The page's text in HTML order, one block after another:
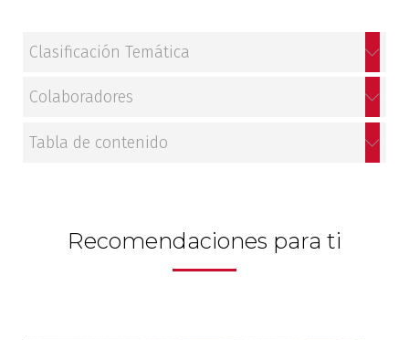
Clasificación Temática
Colaboradores
Tabla de contenido
Recomendaciones para ti